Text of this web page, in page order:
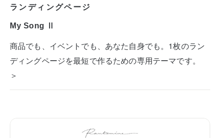
ランディングページ
My Song Ⅱ
商品でも、イベントでも、あなた自身でも。1枚のラン
ディングページを最短で作るための専用テーマです。
＞